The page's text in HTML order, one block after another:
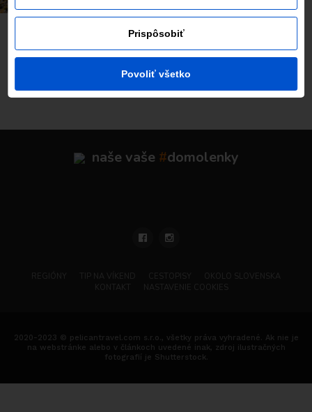
Najčítanejšie dnes
naše vaše #domolenky
2020-2023 © pelicantravel.com s.r.o., všetky práva vyhradené. Ak nie je
na webstránke alebo v článkoch uvedené inak, zdroj ilustračných
fotografií je Shutterstock.
Prispôsobiť
Povoliť všetko